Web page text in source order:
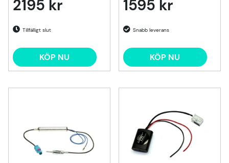
2195 kr
Tillfälligt slut
KÖP NU
1595 kr
KÖP NU